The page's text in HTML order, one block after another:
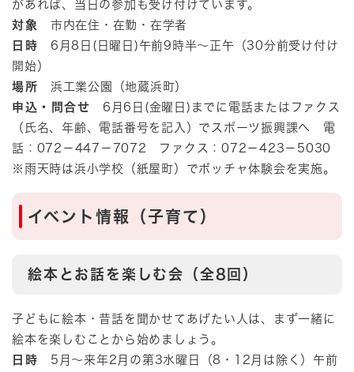
があれば、当日の参加も受け付けています。
対象
市内在住・在勤・在学者
日時 6月8日(日曜日)午前9時半～正午（30分前受け付け
開始）
場所 浜工業公園（地蔵浜町）
申込・問合せ 6月6日(金曜日)までに電話またはファクス
（氏名、年齢、電話番号を記入）でスポーツ振興課へ 電
話：072－447－7072 ファクス：072－423－5030
※雨天時は浜小学校（紙屋町）でボッチャ体験会を実施。
イベント情報（子育て）
絵本とお話を楽しむ会（全8回）
子どもに絵本・昔話を聞かせてあげたい人は、まず一緒に
絵本を楽しむことから始めましょう。
日時 5月～来年2月の第3水曜日（8・12月は除く）午前